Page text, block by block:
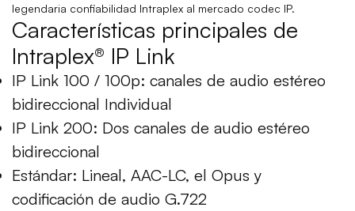
legendaria confiabilidad Intraplex al mercado codec IP.
Características principales de
Intraplex® IP Link
IP Link 100 / 100p: canales de audio estéreo
bidireccional Individual
IP Link 200: Dos canales de audio estéreo
bidireccional
Estándar: Lineal, AAC-LC, el Opus y
codificación de audio G.722